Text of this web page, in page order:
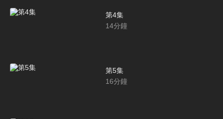
第4集
14分鐘
第5集
16分鐘